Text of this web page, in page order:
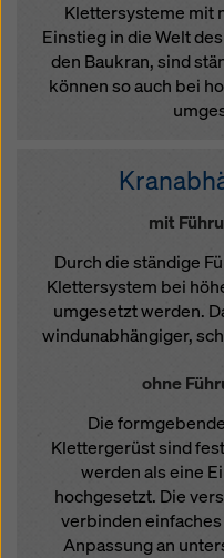
Klettersysteme mit
Einstieg in die Welt
den Baukran, sind
können so auch bei
mit
Durch die ständige
Klettersystem bei
umgesetzt werden.
windunabhängiger,
ohne
Die
Klettergerüst sind
werden als eine
hochgesetzt. Die
verbinden
Anpassung an